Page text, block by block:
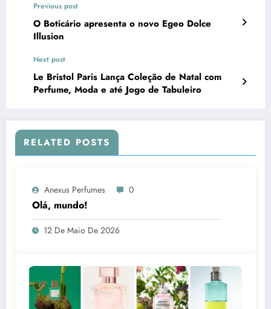
Previous post
O Boticário apresenta o novo Egeo Dolce
Illusion
Next post
Le Bristol Paris Lança Coleção de Natal com
Perfume, Moda e até Jogo de Tabuleiro
RELATED POSTS
Anexus Perfumes 0
Olá, mundo!
12 De Maio De 2026